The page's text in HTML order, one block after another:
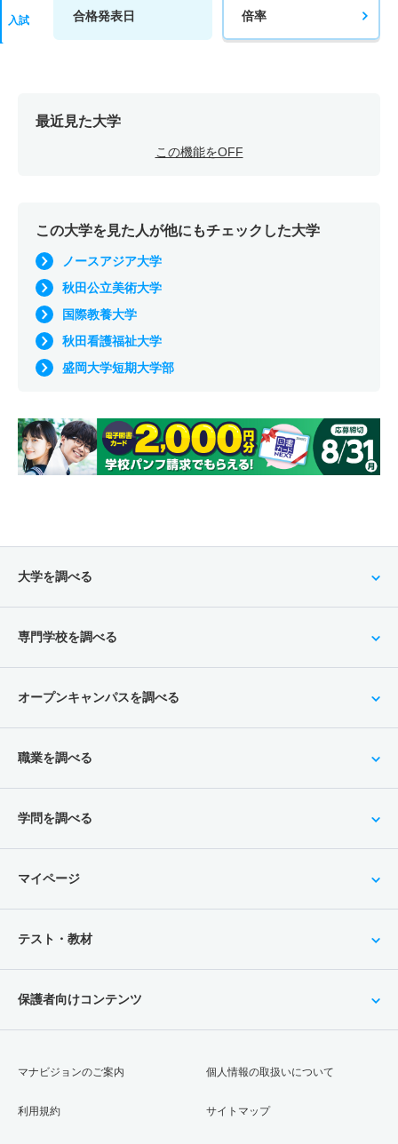
入試 合格発表日 倍率
最近見た大学
この機能をOFF
この大学を見た人が他にもチェックした大学
ノースアジア大学
秋田公立美術大学
国際教養大学
秋田看護福祉大学
盛岡大学短期大学部
大学を調べる
専門学校を調べる
オープンキャンパスを調べる
職業を調べる
学問を調べる
マイページ
テスト・教材
保護者向けコンテンツ
マナビジョンのご案内
利用規約
個人情報の取扱いについて
サイトマップ